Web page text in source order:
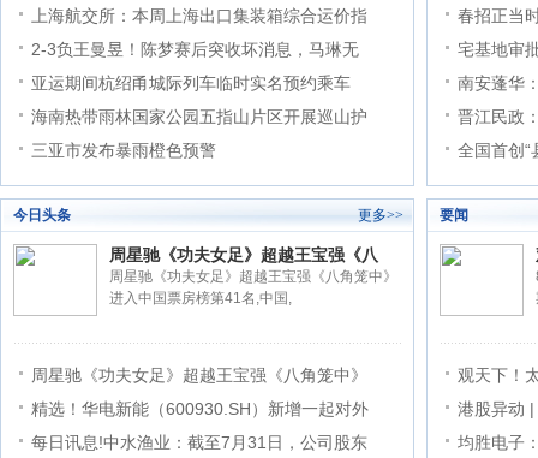
上海航交所：本周上海出口集装箱综合运价指
2-3负王曼昱！陈梦赛后突收坏消息，马琳无
亚运期间杭绍甬城际列车临时实名预约乘车
海南热带雨林国家公园五指山片区开展巡山护
三亚市发布暴雨橙色预警
春招正当
宅基地审
南安蓬华
晋江民政
全国首创“
今日头条 更多>>
周星驰《功夫女足》超越王宝强《八
周星驰《功夫女足》超越王宝强《八角笼中》
进入中国票房榜第41名,中国,
周星驰《功夫女足》超越王宝强《八角笼中》
精选！华电新能（600930.SH）新增一起对外
每日讯息!中水渔业：截至7月31日，公司股东
要闻
观天下！
港股异动
均胜电子